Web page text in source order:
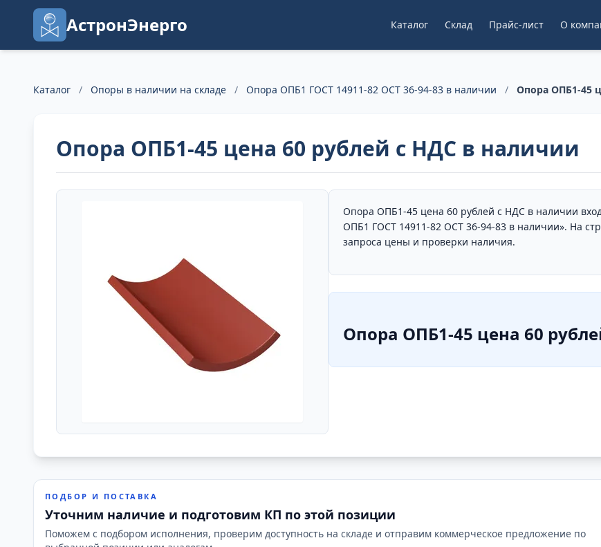
АстронЭнерго Каталог Склад Прайс-лист О
Каталог / Опоры в наличии на складе / Опора ОПБ1 ГОСТ 14911-82 ОСТ 36-94-83 в наличии / Опора ОПБ1-45
Опора ОПБ1-45 цена 60 рублей с НДС в наличии
Опора ОПБ1-45 цена 60 рублей с НДС в наличии
ОПБ1 ГОСТ 14911-82 ОСТ 36-94-83 в наличии». На
запроса цены и проверки наличия.
Опора ОПБ1-45 цена 60
ПОДБОР И ПОСТАВКА
Уточним наличие и подготовим КП по этой позиции
Поможем с подбором исполнения, проверим доступность на складе и отправим коммерческое предложение по